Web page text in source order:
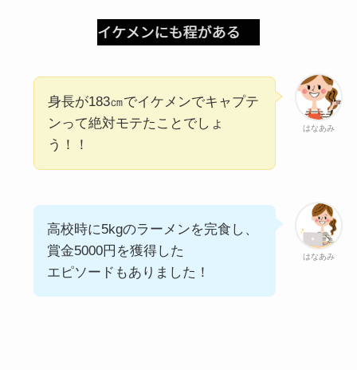
はなあみ
身長が183㎝でイケメンでキャプテ
ンって絶対モテたことでしょ
う！！
はなあみ
高校時に5kgのラーメンを完食し、
賞金5000円を獲得した
エピソードもありました！